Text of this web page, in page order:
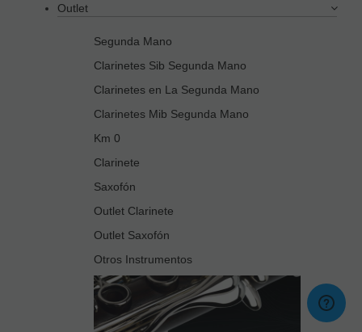
Outlet
Segunda Mano
Clarinetes Sib Segunda Mano
Clarinetes en La Segunda Mano
Clarinetes Mib Segunda Mano
Km 0
Clarinete
Saxofón
Outlet Clarinete
Outlet Saxofón
Otros Instrumentos